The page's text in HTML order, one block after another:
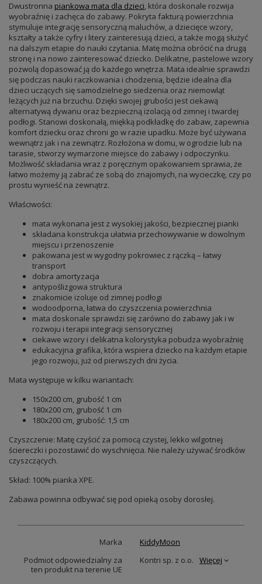
Dwustronna piankowa mata dla dzieci, która doskonale rozwija
wyobraźnię i zachęca do zabawy. Pokryta fakturą powierzchnia
stymuluje integrację sensoryczną maluchów, a dziecięce wzory,
kształty a także cyfry i litery zainteresują dzieci, a także mogą służyć
na dalszym etapie do nauki czytania. Matę można obrócić na drugą
stronę i na nowo zainteresować dziecko. Delikatne, pastelowe wzory
pozwolą dopasować ją do każdego wnętrza. Mata idealnie sprawdzi
się podczas nauki raczkowania i chodzenia, będzie idealna dla
dzieci uczących się samodzielnego siedzenia oraz niemowląt
leżących już na brzuchu. Dzięki swojej grubości jest ciekawą
alternatywą dywanu oraz bezpieczną izolacją od zimnej i twardej
podłogi. Stanowi doskonałą, miękką podkładkę do zabaw, zapewnia
komfort dziecku oraz chroni go w razie upadku. Może być używana
wewnątrz jak i na zewnątrz. Rozłożona w domu, w ogrodzie lub na
tarasie, stworzy wymarzone miejsce do zabawy i odpoczynku.
Możliwość składania wraz z poręcznym opakowaniem sprawia, że
łatwo możemy ją zabrać ze sobą do znajomych, na wycieczkę, czy po
prostu wynieść na zewnątrz.
Właściwości:
mata wykonana jest z wysokiej jakości, bezpiecznej pianki
składana konstrukcja ułatwia przechowywanie w dowolnym
miejscu i przenoszenie
pakowana jest w wygodny pokrowiec z rączką – łatwy
transport
dobra amortyzacja
antypoślizgowa struktura
znakomicie izoluje od zimnej podłogi
wodoodporna, łatwa do czyszczenia powierzchnia
mata doskonale sprawdzi się zarówno do zabawy jak i w
rozwoju i terapii integracji sensorycznej
ciekawe wzory i delikatna kolorystyka pobudza wyobraźnię
edukacyjna grafika, która wspiera dziecko na każdym etapie
jego rozwoju, już od pierwszych dni życia.
Mata występuje w kilku wariantach:
150x200 cm, grubość 1 cm
180x200 cm, grubość 1 cm
180x200 cm, grubość: 1,5 cm
Czyszczenie: Matę czyścić za pomocą czystej, lekko wilgotnej
ściereczki i pozostawić do wyschnięcia. Nie należy używać środków
czyszczących.
Skład: 100% pianka XPE.
Zabawa powinna odbywać się pod opieką osoby dorosłej.
Marka
KiddyMoon
Podmiot odpowiedzialny za
ten produkt na terenie UE
Kontri sp. z o.o. Więcej